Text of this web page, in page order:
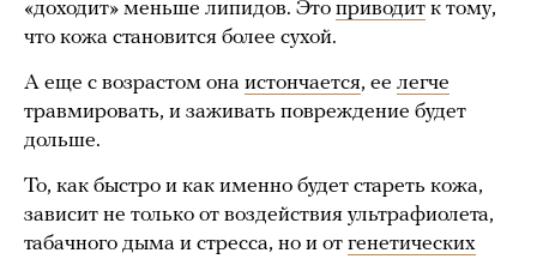
«доходит» меньше липидов. Это приводит к тому,
что кожа становится более сухой.
А еще с возрастом она истончается, ее легче
травмировать, и заживать повреждение будет
дольше.
То, как быстро и как именно будет стареть кожа,
зависит не только от воздействия ультрафиолета,
табачного дыма и стресса, но и от генетических